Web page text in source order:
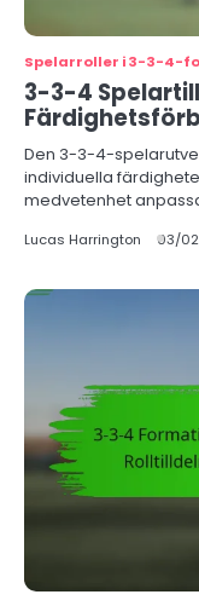
Spelarroller i 3-3-4-
3-3-4
Den 3-3-4-
individuella
medvetenhet
Lucas Harrington 03/